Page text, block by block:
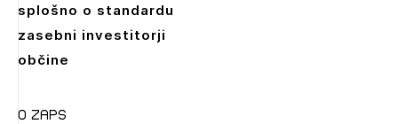
splošno o standardu
zasebni investitorji
občine
O zaps